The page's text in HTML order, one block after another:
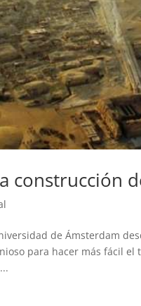
construcción
de Ámsterdam
para hacer más fácil